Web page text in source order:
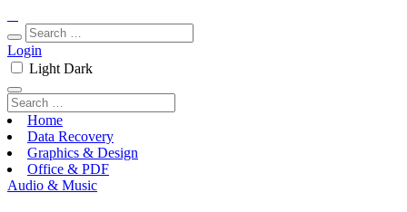
Login
Light Dark
Home
Data Recovery
Graphics & Design
Office & PDF
Audio & Music